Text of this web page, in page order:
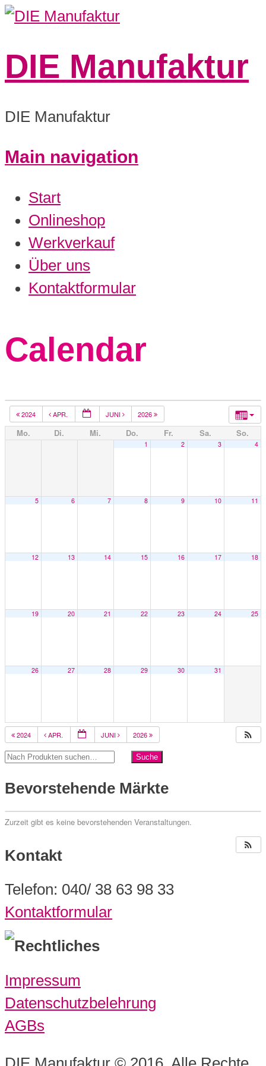
DIE Manufaktur
DIE Manufaktur
Main navigation
Start
Onlineshop
Werkverkauf
Über uns
Kontaktformular
Calendar
2024 APR. JUNI 2026
Mo. Di. Mi. Do. Fr. Sa. So.
1 2 3 4
5 6 7 8 9 10 11
12 13 14 15 16 17 18
19 20 21 22 23 24 25
26 27 28 29 30 31
2024 APR. JUNI 2026
Bevorstehende Märkte
Zurzeit gibt es keine bevorstehenden Veranstaltungen.
Kontakt
Telefon: 040/ 38 63 98 33
Kontaktformular
Rechtliches
Impressum
Datenschutzbelehrung
AGBs